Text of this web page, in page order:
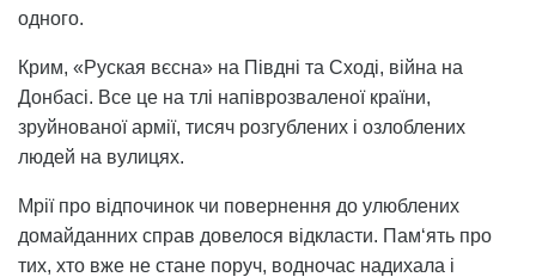
одного.
Крим, «Руская вєсна» на Півдні та Сході, війна на
Донбасі. Все це на тлі напіврозваленої країни,
зруйнованої армії, тисяч розгублених і озлоблених
людей на вулицях.
Мрії про відпочинок чи повернення до улюблених
домайданних справ довелося відкласти. Пам‘ять про
тих, хто вже не стане поруч, водночас надихала і